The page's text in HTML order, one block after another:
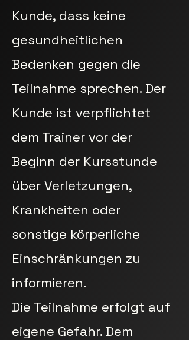
Kunde, dass keine
gesundheitlichen
Bedenken gegen die
Teilnahme sprechen. Der
Kunde ist verpflichtet
dem Trainer vor der
Beginn der Kursstunde
über Verletzungen,
Krankheiten oder
sonstige körperliche
Einschränkungen zu
informieren.
Die Teilnahme erfolgt auf
eigene Gefahr. Dem